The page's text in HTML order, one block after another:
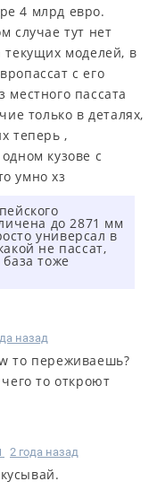
4 млрд евро.
случае тут нет
текущих моделей, в
с его
местного пассата
только в деталях,
теперь ,
кузове с
умно хз
до 2871 мм
универсал в
не пассат,
тоже
назад
то переживаешь?
то откроют
2 года назад